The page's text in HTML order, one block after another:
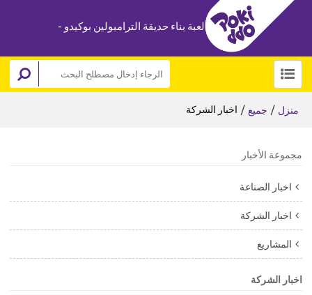
لعبة بناء حديقة الترامبولين بوكيدو -
منزل / جميع / اخبار الشركة
مجموعة الأخبار
اخبار الصناعة
اخبار الشركة
المشاريع
اخبار الشركة